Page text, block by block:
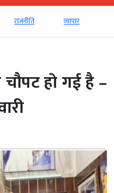
राजनीति व्‍यापार
चौपट हो गई है –